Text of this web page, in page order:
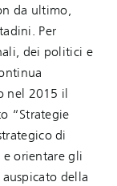
da ultimo,
Per
dei politici e
nel 2015 il
“Strategie
di
orientare gli
della